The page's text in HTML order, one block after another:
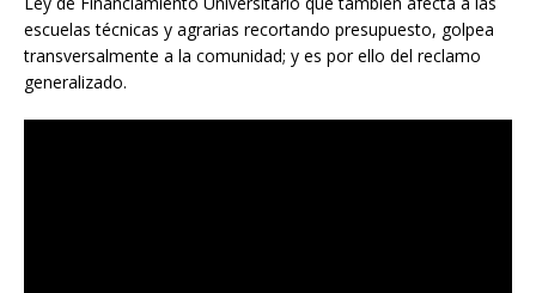
escuelas técnicas y agrarias recortando presupuesto, golpea
transversalmente a la comunidad; y es por ello del reclamo
generalizado.